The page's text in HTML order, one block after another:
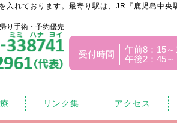
入れております。最寄り駅は、JR『鹿児島中央
り手術・予約優先
受付時間
午前8：15
午後2：45
リンク集 アクセス